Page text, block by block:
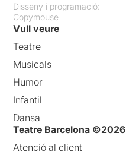
Disseny i programació:
Copymouse
Vull veure
Teatre
Musicals
Humor
Infantil
Dansa
Teatre Barcelona ©2026
Atenció al client